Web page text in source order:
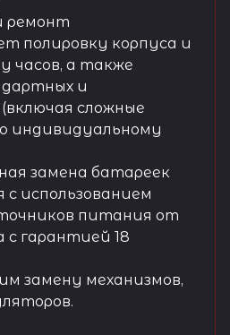
ремонт
полировку корпуса и
часов, а также
и
сложные
индивидуальному
замена батареек
использованием
питания от
с гарантией 18
замену механизмов,